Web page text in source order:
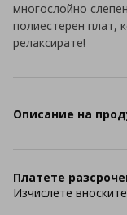
многослойно
полиестерен плат,
релаксирате!
Описание на
Платете
Изчислете